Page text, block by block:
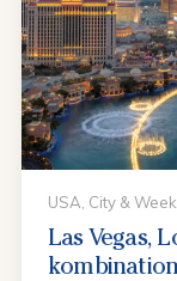
USA, City &
Las Vegas,